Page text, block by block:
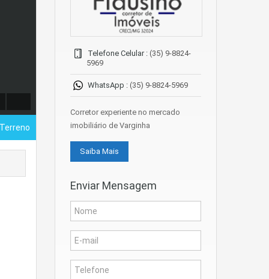
Telefone Celular : (35) 9-8824-
5969
WhatsApp : (35) 9-8824-5969
Corretor experiente no mercado
imobiliário de Varginha
Saiba Mais
Enviar Mensagem